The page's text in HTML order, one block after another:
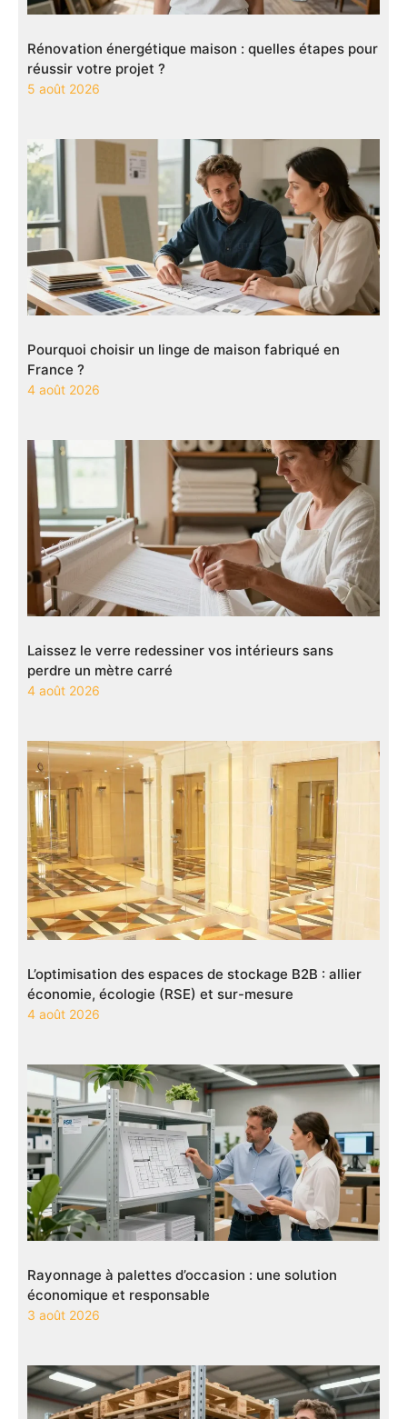
Rénovation énergétique maison : quelles étapes pour
réussir votre projet ?
5 août 2026
Pourquoi choisir un linge de maison fabriqué en
France ?
4 août 2026
Laissez le verre redessiner vos intérieurs sans
perdre un mètre carré
4 août 2026
L’optimisation des espaces de stockage B2B : allier
économie, écologie (RSE) et sur-mesure
4 août 2026
Rayonnage à palettes d’occasion : une solution
économique et responsable
3 août 2026